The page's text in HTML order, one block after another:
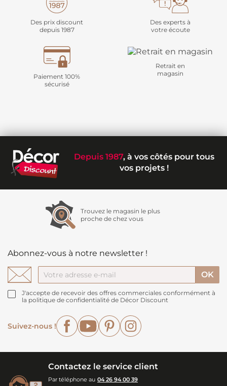
Des prix discount
depuis 1987
Des experts à
votre écoute
Paiement 100%
sécurisé
Retrait en
magasin
Depuis 1987, à vos côtés pour tous
vos projets !
Trouvez le magasin le plus
proche de chez vous
Abonnez-vous à notre newsletter !
J'accepte de recevoir des offres commerciales conformément à
la politique de confidentialité de Décor Discount
Suivez-nous !
FacebookYouTubePinterest
Contactez le service client
Par téléphone au 04 26 94 00 39